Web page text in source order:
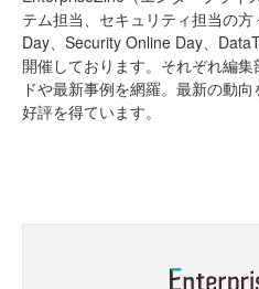
テム担当、セキュリティ担当の
Day、Security Online Day、
開催しております。それぞれ編
ドや最新事例を網羅。最新の動向
好評を得ています。